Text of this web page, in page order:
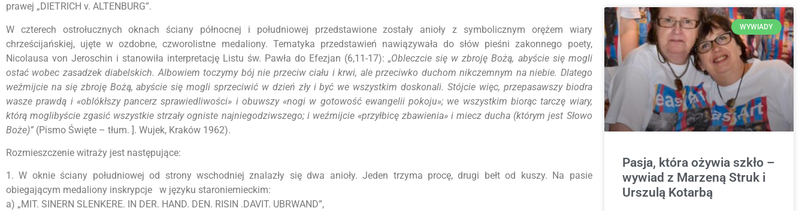
prawej „DIETRICH v. ALTENBURG”.
W czterech ostrołucznych oknach ściany północnej i południowej przedstawione zostały anioły z symbolicznym orężem wiary
chrześcijańskiej, ujęte w ozdobne, czworolistne medaliony. Tematyka przedstawień nawiązywała do słów pieśni zakonnego poety,
Nicolausa von Jeroschin i stanowiła interpretację Listu św. Pawła do Efezjan (6,11-17):„Obleczcie się w zbroję Bożą, abyście się mogli
ostać wobec zasadzek diabelskich. Albowiem toczymy bój nie przeciw ciału i krwi, ale przeciwko duchom nikczemnym na niebie. Dlatego
weźmijcie na się zbroję Bożą, abyście się mogli sprzeciwić w dzień zły i być we wszystkim doskonali. Stójcie więc, przepasawszy biodra
wasze prawdą i «oblókłszy pancerz sprawiedliwości» i obuwszy «nogi w gotowość ewangelii pokoju»; we wszystkim biorąc tarczę wiary,
którą moglibyście zgasić wszystkie strzały ogniste najniegodziwszego; i weźmijcie «przyłbicę zbawienia» i miecz ducha (którym jest Słowo
Boże)” (Pismo Święte – tłum. ]. Wujek, Kraków 1962).
Rozmieszczenie witraży jest następujące:
1. W oknie ściany południowej od strony wschodniej znalazły się dwa anioły. Jeden trzyma procę, drugi bełt od kuszy. Na pasie
obiegającym medaliony inskrypcje w języku staroniemieckim:
a) „MIT. SINERN SLENKERE. IN DER. HAND. DEN. RISIN .DAVIT. UBRWAND”,
WYWIADY
Pasja, która ożywia szkło –
wywiad z Marzeną Struk i
Urszulą Kotarbą